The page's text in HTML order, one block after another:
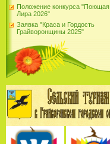
Положение конкурса "Поющая
Лира 2026"
Заявка "Краса и Гордость
Грайворонщины 2025"